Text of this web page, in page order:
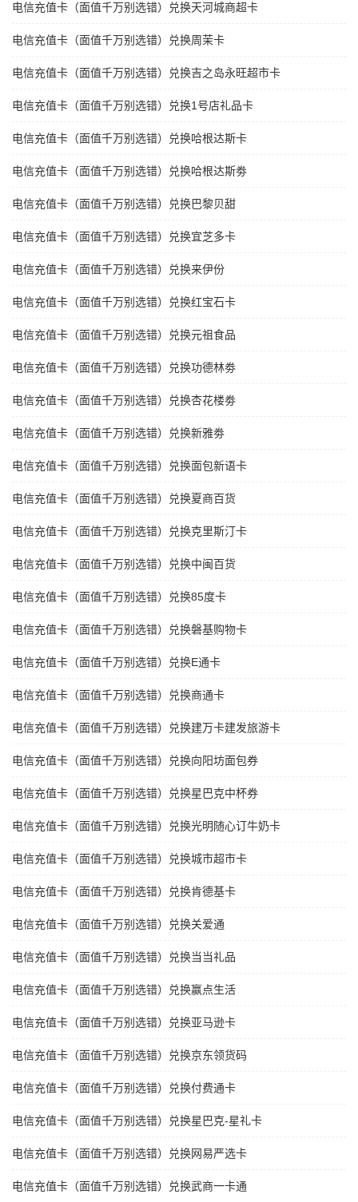
电信充值卡（面值千万别选错）兑换天河城商超卡
电信充值卡（面值千万别选错）兑换周茉卡
电信充值卡（面值千万别选错）兑换吉之岛永旺超市卡
电信充值卡（面值千万别选错）兑换1号店礼品卡
电信充值卡（面值千万别选错）兑换哈根达斯卡
电信充值卡（面值千万别选错）兑换哈根达斯劵
电信充值卡（面值千万别选错）兑换巴黎贝甜
电信充值卡（面值千万别选错）兑换宜芝多卡
电信充值卡（面值千万别选错）兑换来伊份
电信充值卡（面值千万别选错）兑换红宝石卡
电信充值卡（面值千万别选错）兑换元祖食品
电信充值卡（面值千万别选错）兑换功德林劵
电信充值卡（面值千万别选错）兑换杏花楼劵
电信充值卡（面值千万别选错）兑换新雅劵
电信充值卡（面值千万别选错）兑换面包新语卡
电信充值卡（面值千万别选错）兑换夏商百货
电信充值卡（面值千万别选错）兑换克里斯汀卡
电信充值卡（面值千万别选错）兑换中闽百货
电信充值卡（面值千万别选错）兑换85度卡
电信充值卡（面值千万别选错）兑换磐基购物卡
电信充值卡（面值千万别选错）兑换E通卡
电信充值卡（面值千万别选错）兑换商通卡
电信充值卡（面值千万别选错）兑换建万卡建发旅游卡
电信充值卡（面值千万别选错）兑换向阳坊面包券
电信充值卡（面值千万别选错）兑换星巴克中杯券
电信充值卡（面值千万别选错）兑换光明随心订牛奶卡
电信充值卡（面值千万别选错）兑换城市超市卡
电信充值卡（面值千万别选错）兑换肯德基卡
电信充值卡（面值千万别选错）兑换关爱通
电信充值卡（面值千万别选错）兑换当当礼品
电信充值卡（面值千万别选错）兑换赢点生活
电信充值卡（面值千万别选错）兑换亚马逊卡
电信充值卡（面值千万别选错）兑换京东领货码
电信充值卡（面值千万别选错）兑换付费通卡
电信充值卡（面值千万别选错）兑换星巴克-星礼卡
电信充值卡（面值千万别选错）兑换网易严选卡
电信充值卡（面值千万别选错）兑换武商一卡通